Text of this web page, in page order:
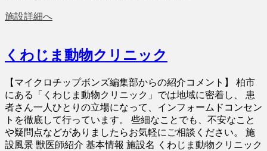
施設詳細へ
くわじま動物クリニック
【マイクロチップボンズ編集部からの紹介コメント】 柏市
にある「くわじま動物クリニック」では地域に密着し、 患
者さん一人ひとりの立場になって、インフォームドコンセン
トを徹底して行っています。 些細なことでも、不安なこと
や疑問点などがありましたらお気軽にご相談ください。 施
設風景 獣医師紹介 基本情報 施設名 くわじま動物クリニック